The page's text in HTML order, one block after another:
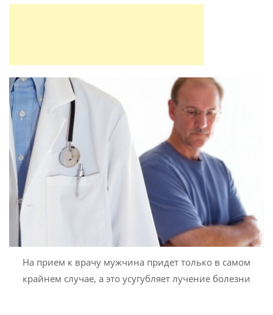
На прием к врачу мужчина придет только в самом
крайнем случае, а это усугубляет лучение болезни